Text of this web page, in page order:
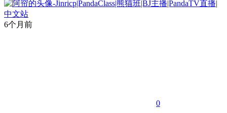
6个月前
0